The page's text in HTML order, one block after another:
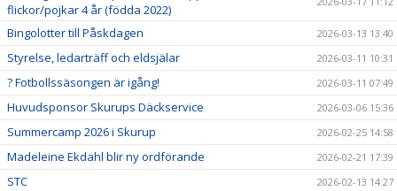
flickor/pojkar 4 år (födda 2022)
Bingolotter till Påskdagen 2026-03-13 13:40
Styrelse, ledarträff och eldsjälar 2026-03-11 10:31
? Fotbollssäsongen är igång! 2026-03-11 07:49
Huvudsponsor Skurups Däckservice 2026-03-06 15:36
Summercamp 2026 i Skurup 2026-02-25 14:58
Madeleine Ekdahl blir ny ordförande 2026-02-21 17:39
STC 2026-02-13 14:27